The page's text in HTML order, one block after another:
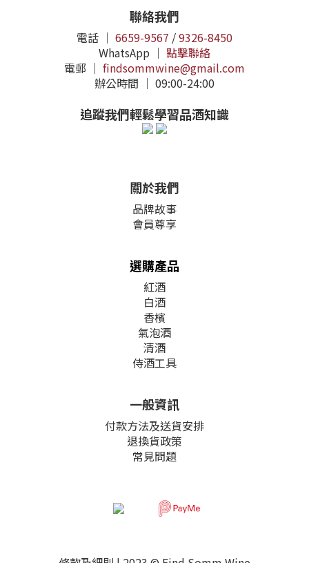
聯絡我們
電話 ｜ 6659-9567 /9326-8450
WhatsApp ｜ 點擊聯絡
電郵 ｜ findsommwine@gmail.com
辦公時間 ｜ 09:00-24:00
追蹤我們輕鬆學習品酒知識
關於我們
品牌故事
會員尊享
選購產品
紅酒
白酒
香檳
氣泡酒
清酒
侍酒工具
一般資訊
付款方法及送貨安排
退換貨政策
常見問題